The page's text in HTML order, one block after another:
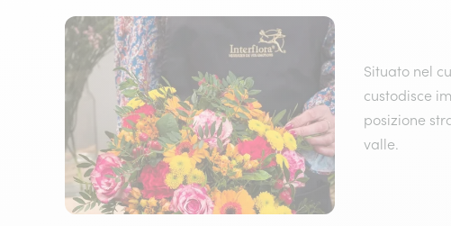
Situato nel
custodisce
posizione
valle.